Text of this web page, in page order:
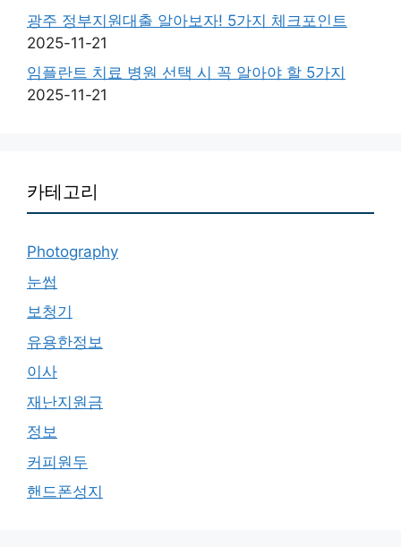
광주 정부지원대출 알아보자! 5가지 체크포인트
2025-11-21
임플란트 치료 병원 선택 시 꼭 알아야 할 5가지
2025-11-21
카테고리
Photography
눈썹
보청기
유용한정보
이사
재난지원금
정보
커피원두
핸드폰성지